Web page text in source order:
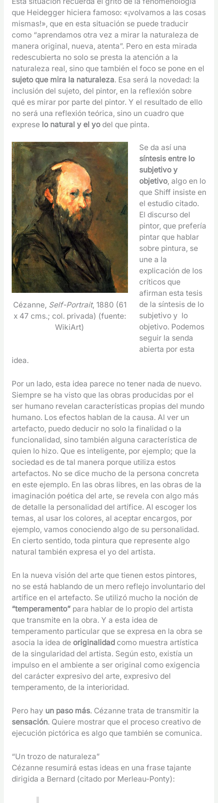
que Heidegger hiciera famoso: «¡volvamos a las cosas
mismas!», que en esta situación se puede traducir
como “aprendamos otra vez a mirar la naturaleza de
manera original, nueva, atenta”. Pero en esta mirada
redescubierta no solo se presta la atención a la
naturaleza real, sino que también el foco se pone en el
sujeto que mira la naturaleza. Esa será la novedad: la
inclusión del sujeto, del pintor, en la reflexión sobre
qué es mirar por parte del pintor. Y el resultado de ello
no será una reflexión teórica, sino un cuadro que
exprese lo natural y el yodel que pinta.
Cézanne, Self-Portrait, 1880 (61
x 47 cms.; col. privada) (fuente:
WikiArt)
Se da así una
síntesis entre lo
subjetivo y
objetivo, algo en lo
que Shiff insiste en
el estudio citado.
El discurso del
pintor, que prefería
pintar que hablar
sobre pintura, se
une a la
explicación de los
críticos que
afirman esta tesis
de la síntesis de lo
subjetivo y lo
objetivo. Podemos
seguir la senda
abierta por esta
idea.
Por un lado, esta idea parece no tener nada de nuevo.
Siempre se ha visto que las obras producidas por el
ser humano revelan características propias del mundo
humano. Los efectos hablan de la causa. Al ver un
artefacto, puedo deducir no solo la finalidad o la
funcionalidad, sino también alguna característica de
quien lo hizo. Que es inteligente, por ejemplo; que la
sociedad es de tal manera porque utiliza estos
artefactos. No se dice mucho de la persona concreta
en este ejemplo. En las obras libres, en las obras de la
imaginación poética del arte, se revela con algo más
de detalle la personalidad del artífice. Al escoger los
temas, al usar los colores, al aceptar encargos, por
ejemplo, vamos conociendo algo de su personalidad.
En cierto sentido, toda pintura que represente algo
natural también expresa el yo del artista.
En la nueva visión del arte que tienen estos pintores,
no se está hablando de un mero reflejo involuntario del
artífice en el artefacto. Se utilizó mucho la noción de
“temperamento”para hablar de lo propio del artista
que transmite en la obra. Y a esta idea de
temperamento particular que se expresa en la obra se
asocia la idea de originalidadcomo muestra artística
de la singularidad del artista. Según esto, existía un
impulso en el ambiente a ser original como exigencia
del carácter expresivo del arte, expresivo del
temperamento, de la interioridad.
Pero hay un paso más. Cézanne trata de transmitir la
sensación. Quiere mostrar que el proceso creativo de
ejecución pictórica es algo que también se comunica.
“Un trozo de naturaleza”
Cézanne resumirá estas ideas en una frase tajante
dirigida a Bernard (citado por Merleau-Ponty):